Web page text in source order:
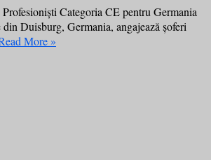
Categoria CE pentru Germania
Duisburg, Germania, angajează șoferi
More »